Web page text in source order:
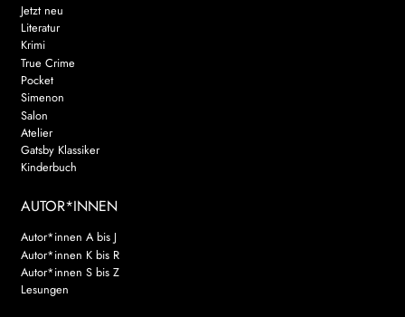
Jetzt neu
Literatur
Krimi
True Crime
Pocket
Simenon
Salon
Atelier
Gatsby Klassiker
Kinderbuch
AUTOR*INNEN
Autor*innen A bis J
Autor*innen K bis R
Autor*innen S bis Z
Lesungen